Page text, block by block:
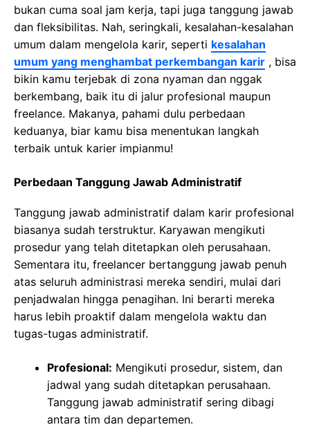
bukan cuma soal jam kerja, tapi juga tanggung jawab
dan fleksibilitas. Nah, seringkali, kesalahan-kesalahan
umum dalam mengelola karir, seperti kesalahan
umum yang menghambat perkembangan karir , bisa
bikin kamu terjebak di zona nyaman dan nggak
berkembang, baik itu di jalur profesional maupun
freelance. Makanya, pahami dulu perbedaan
keduanya, biar kamu bisa menentukan langkah
terbaik untuk karier impianmu!
Perbedaan Tanggung Jawab Administratif
Tanggung jawab administratif dalam karir profesional
biasanya sudah terstruktur. Karyawan mengikuti
prosedur yang telah ditetapkan oleh perusahaan.
Sementara itu, freelancer bertanggung jawab penuh
atas seluruh administrasi mereka sendiri, mulai dari
penjadwalan hingga penagihan. Ini berarti mereka
harus lebih proaktif dalam mengelola waktu dan
tugas-tugas administratif.
Profesional: Mengikuti prosedur, sistem, dan
jadwal yang sudah ditetapkan perusahaan.
Tanggung jawab administratif sering dibagi
antara tim dan departemen.